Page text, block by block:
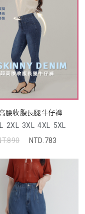
腰收腹長腿牛仔褲
2XL 3XL 4XL 5XL
NTD.783